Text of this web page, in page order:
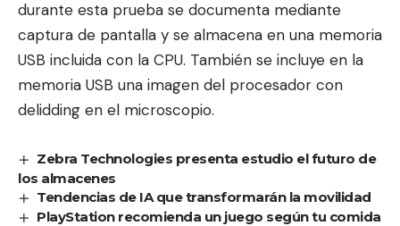
durante esta prueba se documenta mediante
captura de pantalla y se almacena en una memoria
USB incluida con la CPU. También se incluye en la
memoria USB una imagen del procesador con
delidding en el microscopio.
Zebra Technologies presenta estudio el futuro de
los almacenes
Tendencias de IA que transformarán la movilidad
PlayStation recomienda un juego según tu comida